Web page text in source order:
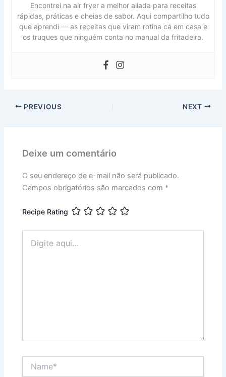
Encontrei na air fryer a melhor aliada para receitas
rápidas, práticas e cheias de sabor. Aqui compartilho tudo
que aprendi — as receitas que viram rotina cá em casa e
os truques que ninguém conta no manual da fritadeira.
PREVIOUS NEXT
Deixe um comentário
O seu endereço de e-mail não será publicado.
Campos obrigatórios são marcados com *
Recipe Rating
aqui...